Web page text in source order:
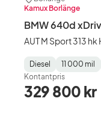
Kamux Borlänge
BMW 640d
AUT M Sport 313
Fuel
Type:
Diesel
Mätarställning:
11 000 mil
Model
Year:
Gearbox
Type:
Kontantpris
329 800 kr